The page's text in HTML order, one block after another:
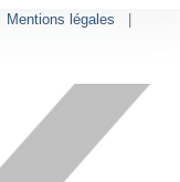
Mentions légales |